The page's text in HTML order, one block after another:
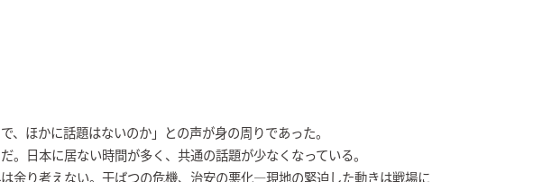
、ほかに話題はないのか」との声が身の周りであった。
。日本に居ない時間が多く、共通の話題が少なくなっている。
余り考えない。干ばつの危機、治安の悪化―現地の緊迫した動きは戦場に